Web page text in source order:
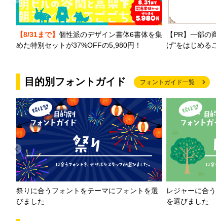
【8/31まで】 個性派のデザイン書体6書体を集
めた特別セットが37%OFFの5,980円！
【PR】一部
げ"をはじめる
目的別フォントガイド フォントガイド一覧
祭りに合うフォントをテーマにフォントを選
びました
レジャーに合
を選びました